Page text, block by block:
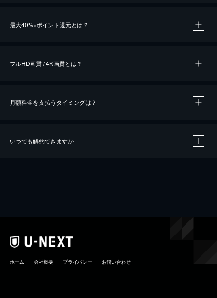
最大40%※ポイント還元とは？
※40％ポイント還元の対象は、クレジットカード決済による作品の購入 / レンタルです。
iOSアプリのUコイン決済による作品の購入 / レンタルは、20％のポイント還元です。
フルHD画質 / 4K画質とは？
月額料金を支払うタイミングは？
いつでも解約できますか
ホーム 会社概要 プライバシー お問い合わせ